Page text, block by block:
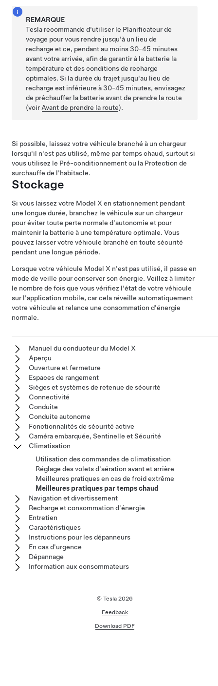
REMARQUE
Tesla recommande d'utiliser le Planificateur de
voyage pour vous rendre jusqu'à un lieu de
recharge et ce, pendant au moins 30-45 minutes
avant votre arrivée, afin de garantir à la batterie la
température et des conditions de recharge
optimales. Si la durée du trajet jusqu'au lieu de
recharge est inférieure à 30-45 minutes, envisagez
de préchauffer la batterie avant de prendre la route
(voir Avant de prendre la route).
Si possible, laissez votre véhicule branché à un chargeur
lorsqu'il n'est pas utilisé, même par temps chaud, surtout si
vous utilisez le Pré-conditionnement ou la Protection de
surchauffe de l'habitacle.
Stockage
Si vous laissez votre Model X en stationnement pendant
une longue durée, branchez le véhicule sur un chargeur
pour éviter toute perte normale d'autonomie et pour
maintenir la batterie à une température optimale. Vous
pouvez laisser votre véhicule branché en toute sécurité
pendant une longue période.
Lorsque votre véhicule Model X n'est pas utilisé, il passe en
mode de veille pour conserver son énergie. Veillez à limiter
le nombre de fois que vous vérifiez l'état de votre véhicule
sur l'application mobile, car cela réveille automatiquement
votre véhicule et relance une consommation d'énergie
normale.
Manuel du conducteur du Model X
Aperçu
Ouverture et fermeture
Espaces de rangement
Sièges et systèmes de retenue de sécurité
Connectivité
Conduite
Conduite autonome
Fonctionnalités de sécurité active
Caméra embarquée, Sentinelle et Sécurité
Climatisation
Utilisation des commandes de climatisation
Réglage des volets d'aération avant et arrière
Meilleures pratiques en cas de froid extrême
Meilleures pratiques par temps chaud
Navigation et divertissement
Recharge et consommation d'énergie
Entretien
Caractéristiques
Instructions pour les dépanneurs
En cas d'urgence
Dépannage
Information aux consommateurs
© Tesla 2026
Feedback
Download PDF